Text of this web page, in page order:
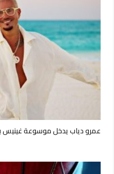
عمرو دياب يدخل موسوعة غينيس